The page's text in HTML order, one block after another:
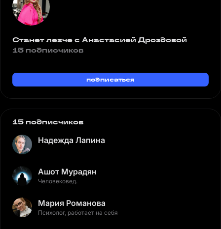
Станет легче с Анастасией Дроздовой
15 подписчиков
подписаться
15 подписчиков
Надежда Лапина
Ашот Мурадян
Человековед.
Мария Романова
Психолог, работает на себя